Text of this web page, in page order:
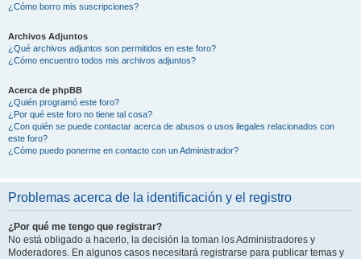
¿Cómo borro mis suscripciones?
Archivos Adjuntos
¿Qué archivos adjuntos son permitidos en este foro?
¿Cómo encuentro todos mis archivos adjuntos?
Acerca de phpBB
¿Quién programó este foro?
¿Por qué este foro no tiene tal cosa?
¿Con quién se puede contactar acerca de abusos o usos ilegales relacionados con
este foro?
¿Cómo puedo ponerme en contacto con un Administrador?
Problemas acerca de la identificación y el registro
¿Por qué me tengo que registrar?
No está obligado a hacerlo, la decisión la toman los Administradores y
Moderadores. En algunos casos necesitará registrarse para publicar temas y